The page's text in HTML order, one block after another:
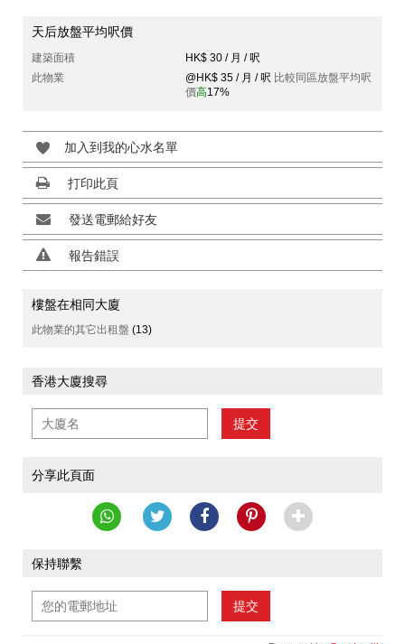
天后放盤平均呎價
建築面積
HK$ 30 / 月 / 呎
此物業
@HK$ 35 / 月 / 呎 比較同區放盤平均呎
價高17%
加入到我的心水名單
打印此頁
發送電郵給好友
報告錯誤
樓盤在相同大廈
此物業的其它出租盤 (13)
香港大廈搜尋
提交
分享此頁面
保持聯繫
提交